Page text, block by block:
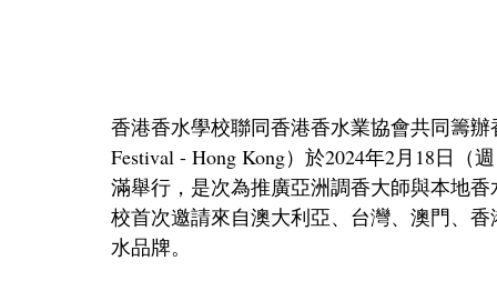
香港香水學校聯同香港香水業協會共同籌
Festival - Hong Kong）於2024年2月18日
滿舉行，是次為推廣亞洲調香大師與本地
校首次邀請來自澳大利亞、台灣、澳門、
水品牌。